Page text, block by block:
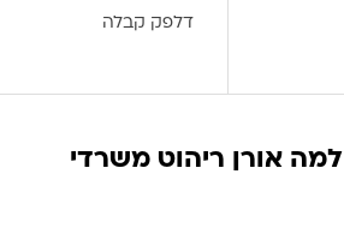
דלפק קבלה
למה אורן ריהוט משרדי